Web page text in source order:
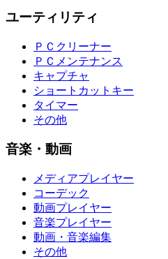
ユーティリティ
ＰＣクリーナー
ＰＣメンテナンス
キャプチャ
ショートカットキー
タイマー
その他
音楽・動画
メディアプレイヤー
コーデック
動画プレイヤー
音楽プレイヤー
動画・音楽編集
その他